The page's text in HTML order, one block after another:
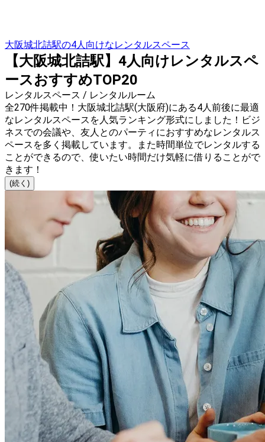
大阪城北詰駅の4人向けなレンタルスペース
【大阪城北詰駅】4人向けレンタルスペ
ースおすすめTOP20
レンタルスペース / レンタルルーム
全270件掲載中！大阪城北詰駅(大阪府)にある4人前後に最適
なレンタルスペースを人気ランキング形式にしました！ビジ
ネスでの会議や、友人とのパーティにおすすめなレンタルス
ペースを多く掲載しています。また時間単位でレンタルする
ことができるので、使いたい時間だけ気軽に借りることがで
きます！
(続く)